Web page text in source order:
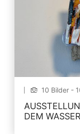
10 Bilder -
DEM